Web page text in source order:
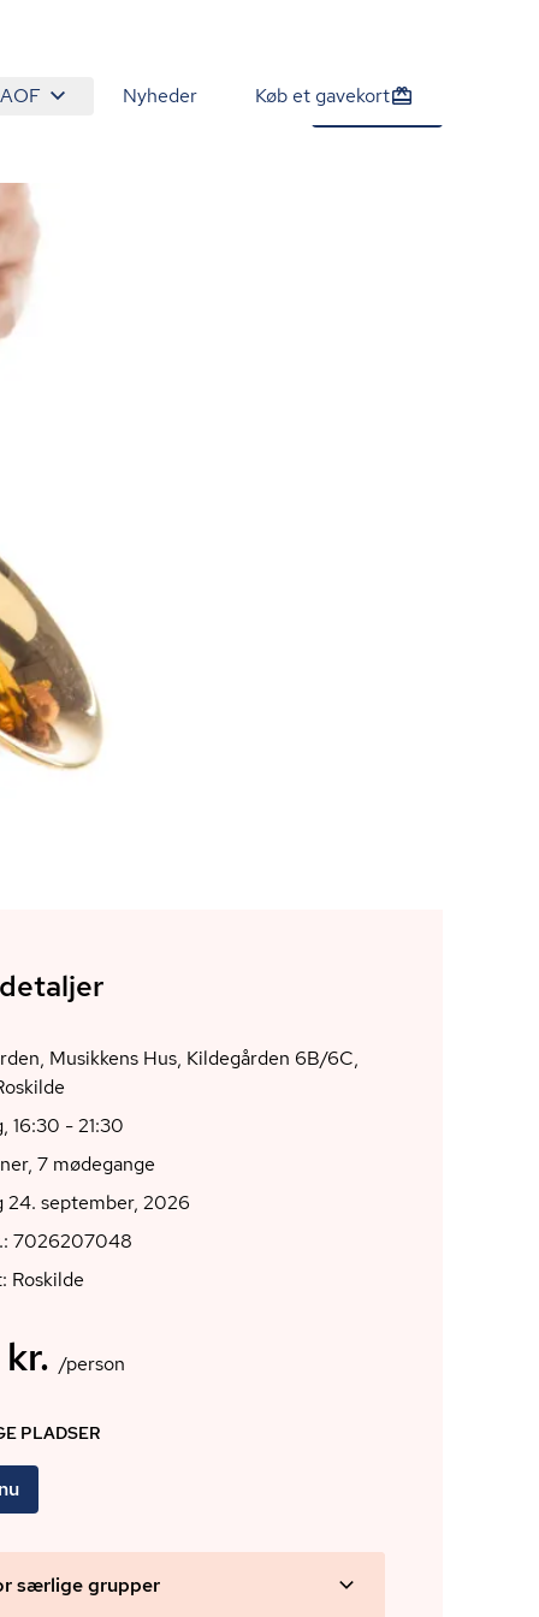
Nyheder Køb et gavekort
2.105 kr. /person Tilmeld nu
Musikkens Hus, Kildegården 6B/6C,
Roskilde
16:30 - 21:30
7 mødegange
24. september, 2026
7026207048
Roskilde
/person
PLADSER
særlige grupper